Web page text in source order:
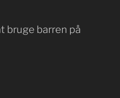
bruge barren på